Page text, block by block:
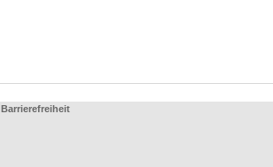
Barrierefreiheit